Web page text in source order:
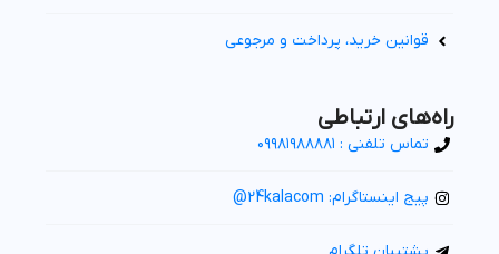
قوانین خرید، پرداخت و مرجوعی
راه‌های ارتباطی
تماس تلفنی : ۰۹۹۸۱۹۸۸۸۸۱
پیج اینستاگرام: 24kalacom@